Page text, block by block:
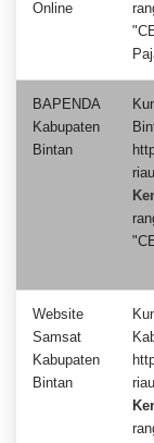
Online
BAPENDA
Kabupaten
Bintan
Website
Samsat
Kabupaten
Bintan